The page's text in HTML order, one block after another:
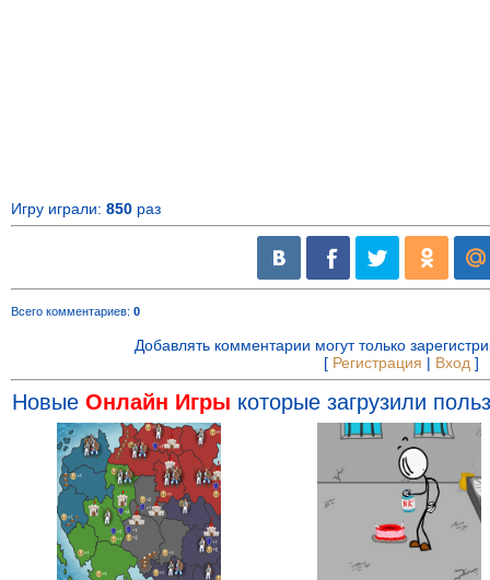
Игру играли: 850 раз
Всего комментариев: 0
Добавлять комментарии могут только
[ Регистрация | Вход ]
Новые Онлайн Игры которые загрузили